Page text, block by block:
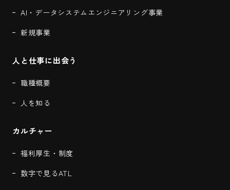
AI・データシステムエンジニアリング事業
新規事業
人と仕事に出会う
職種概要
人を知る
カルチャー
福利厚生・制度
数字で見るATL